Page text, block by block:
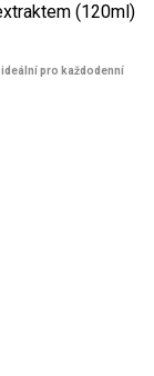
(120ml)
ideální pro každodenní